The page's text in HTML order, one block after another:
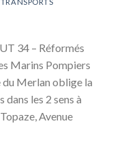
34 – Réformés
Marins Pompiers
du Merlan oblige la
les 2 sens à
Avenue